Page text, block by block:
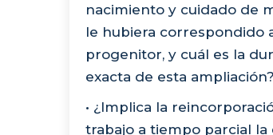
nacimiento y cuidado de
le hubiera correspondido
progenitor, y cuál es la
exacta de esta ampliación?
• ¿Implica la
trabajo a tiempo parcial la